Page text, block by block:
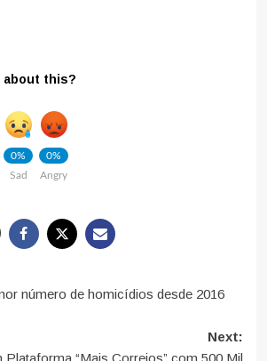
about this?
0%
Sad
0%
Angry
número de homicídios desde 2016
Next:
“Mais Correios” com 500 Mil